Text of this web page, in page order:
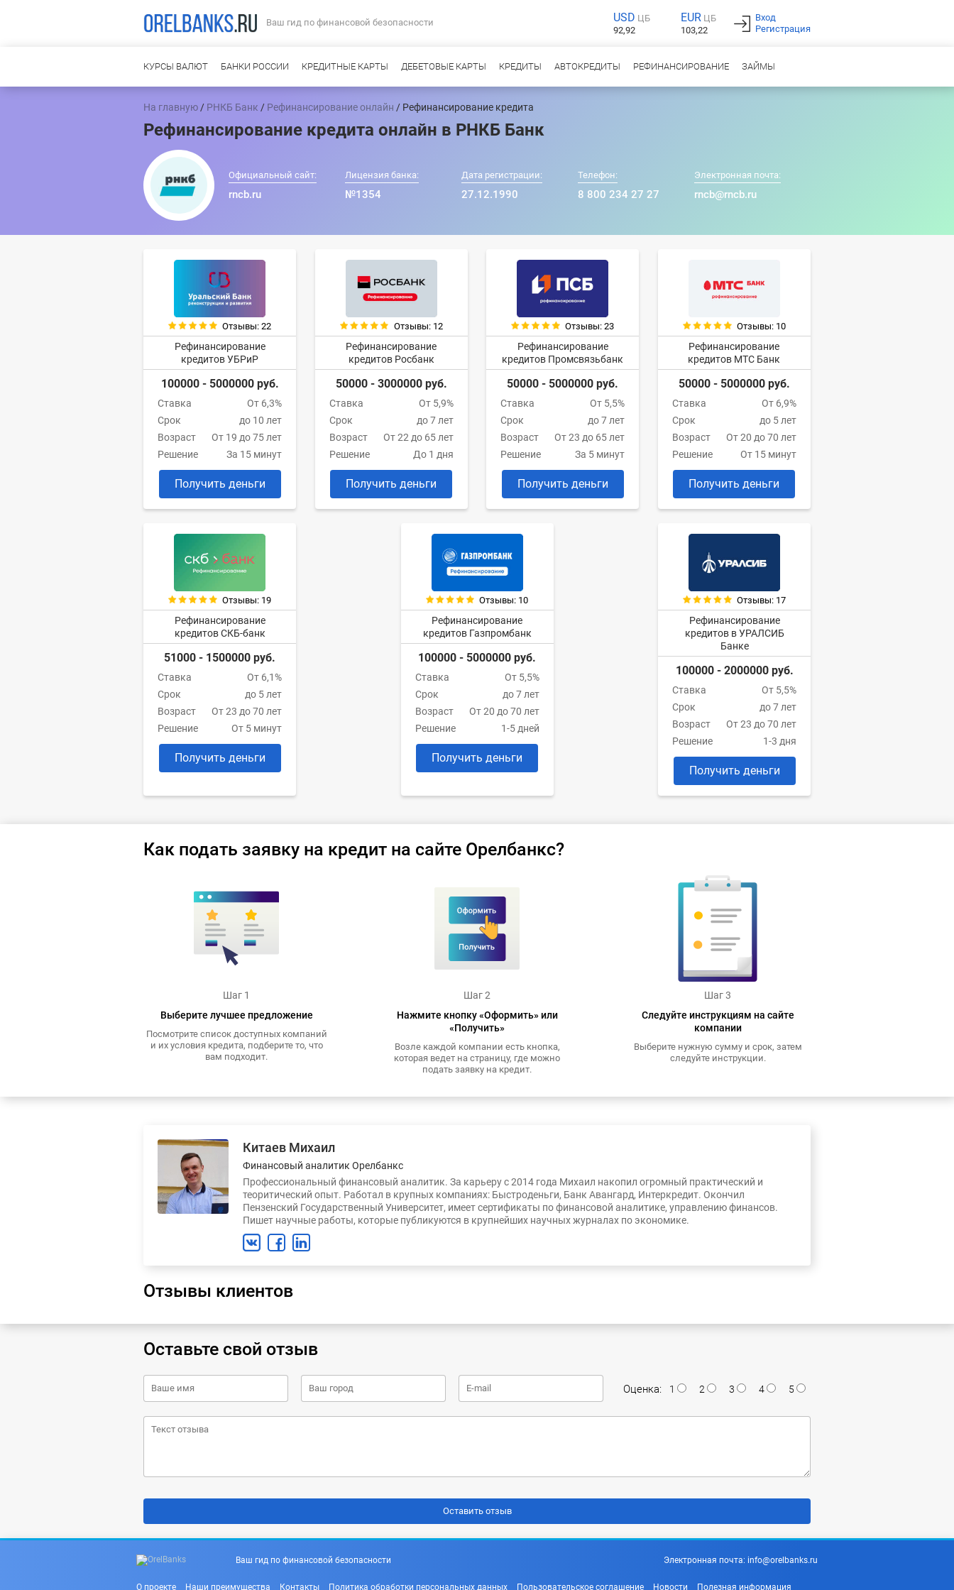
Ваш гид по финансовой безопасности USD ЦБ
92,92
EUR ЦБ
103,22
Вход
Регистрация
КУРСЫ ВАЛЮТ БАНКИ РОССИИ КРЕДИТНЫЕ КАРТЫ ДЕБЕТОВЫЕ КАРТЫ КРЕДИТЫ АВТОКРЕДИТЫ РЕФИНАНСИРОВАНИЕ ЗАЙМЫ
На главную / РНКБ Банк / Рефинансирование онлайн / Рефинансирование кредита
Рефинансирование кредита онлайн в РНКБ Банк
Официальный сайт:
rncb.ru
Лицензия банка:
№1354
Дата регистрации:
27.12.1990
Телефон:
8 800 234 27 27
Электронная почта:
rncb@rncb.ru
Отзывы: 22
Рефинансирование
кредитов УБРиР
100000 - 5000000 руб.
Ставка
От 6,3%
Срок
до 10 лет
Возраст
От 19 до 75 лет
Решение
За 15 минут
Получить деньги
Отзывы: 12
Рефинансирование
кредитов Росбанк
50000 - 3000000 руб.
Ставка
От 5,9%
Срок
до 7 лет
Возраст
От 22 до 65 лет
Решение
До 1 дня
Получить деньги
Отзывы: 23
Рефинансирование
кредитов Промсвязьбанк
50000 - 5000000 руб.
Ставка
От 5,5%
Срок
до 7 лет
Возраст
От 23 до 65 лет
Решение
За 5 минут
Получить деньги
Отзывы: 10
Рефинансирование
кредитов МТС Банк
50000 - 5000000 руб.
Ставка
От 6,9%
Срок
до 5 лет
Возраст
От 20 до 70 лет
Решение
От 15 минут
Получить деньги
Отзывы: 19
Рефинансирование
кредитов СКБ-банк
51000 - 1500000 руб.
Ставка
От 6,1%
Срок
до 5 лет
Возраст
От 23 до 70 лет
Решение
От 5 минут
Получить деньги
Отзывы: 10
Рефинансирование
кредитов Газпромбанк
100000 - 5000000 руб.
Ставка
От 5,5%
Срок
до 7 лет
Возраст
От 20 до 70 лет
Решение
1-5 дней
Получить деньги
Отзывы: 17
Рефинансирование
кредитов в УРАЛСИБ
Банке
100000 - 2000000 руб.
Ставка
От 5,5%
Срок
до 7 лет
Возраст
От 23 до 70 лет
Решение
1-3 дня
Получить деньги
Как подать заявку на кредит на сайте Орелбанкс?
Шаг 1
Выберите лучшее предложение
Посмотрите список доступных компаний
и их условия кредита, подберите то, что
вам подходит.
Шаг 2
Нажмите кнопку «Оформить» или
«Получить»
Возле каждой компании есть кнопка,
которая ведет на страницу, где можно
подать заявку на кредит.
Шаг 3
Следуйте инструкциям на сайте
компании
Выберите нужную сумму и срок, затем
следуйте инструкции.
Китаев Михаил
Финансовый аналитик Орелбанкс
Профессиональный финансовый аналитик. За карьеру с 2014 года Михаил накопил огромный практический и
теоритический опыт. Работал в крупных компаниях: Быстроденьги, Банк Авангард, Интеркредит. Окончил
Пензенский Государственный Университет, имеет сертификаты по финансовой аналитике, управлению финансов.
Пишет научные работы, которые публикуются в крупнейших научных журналах по экономике.
Отзывы клиентов
Оставьте свой отзыв
Оценка: 1 2 3 4 5
Ваш гид по финансовой безопасности Электронная почта: info@orelbanks.ru
О проекте Наши преимущества Контакты Политика обработки персональных данных Пользовательское соглашение Новости Полезная информация